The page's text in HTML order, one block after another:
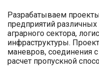
Разрабатываем
предприятий
аграрного сектора,
инфраструктуры.
маневров, соединения
расчет пропускной